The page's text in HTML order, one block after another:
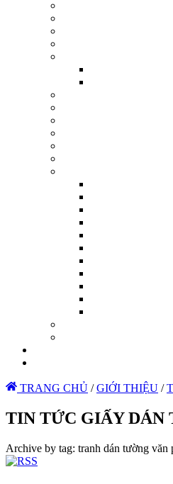
TRANG CHỦ / GIỚI THIỆU /
TIN TỨC GIẤY DÁN
Archive by tag: tranh dán tường văn